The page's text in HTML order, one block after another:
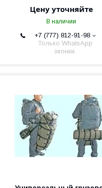
Цену уточняйте
В наличии
+7 (777) 812-91-98
Только WhatsApp
звонки.